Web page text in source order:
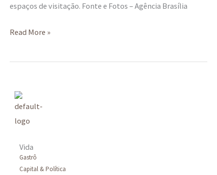
espaços de visitação. Fonte e Fotos – Agência Brasília
Read More »
Vida
Gastrô
Capital & Política